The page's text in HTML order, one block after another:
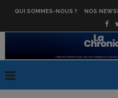
QUI SOMMES-NOUS ? NOS